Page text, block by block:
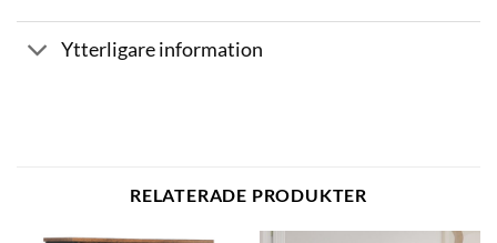
Ytterligare information
RELATERADE PRODUKTER